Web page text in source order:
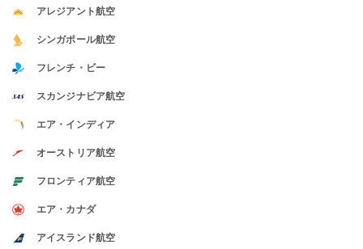
アレジアント航空
シンガポール航空
フレンチ・ビー
スカンジナビア航空
エア・インディア
オーストリア航空
フロンティア航空
エア・カナダ
アイスランド航空